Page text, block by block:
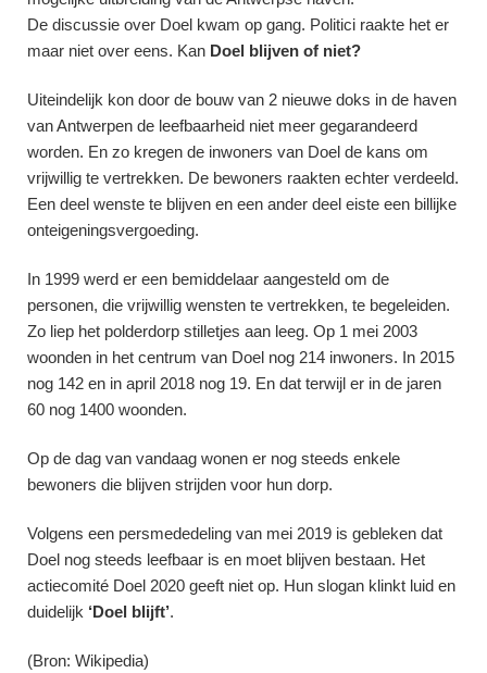
De discussie over Doel kwam op gang. Politici raakte het er
maar niet over eens. Kan Doel blijven of niet?
Uiteindelijk kon door de bouw van 2 nieuwe doks in de haven
van Antwerpen de leefbaarheid niet meer gegarandeerd
worden. En zo kregen de inwoners van Doel de kans om
vrijwillig te vertrekken. De bewoners raakten echter verdeeld.
Een deel wenste te blijven en een ander deel eiste een billijke
onteigeningsvergoeding.
In 1999 werd er een bemiddelaar aangesteld om de
personen, die vrijwillig wensten te vertrekken, te begeleiden.
Zo liep het polderdorp stilletjes aan leeg. Op 1 mei 2003
woonden in het centrum van Doel nog 214 inwoners. In 2015
nog 142 en in april 2018 nog 19. En dat terwijl er in de jaren
60 nog 1400 woonden.
Op de dag van vandaag wonen er nog steeds enkele
bewoners die blijven strijden voor hun dorp.
Volgens een persmededeling van mei 2019 is gebleken dat
Doel nog steeds leefbaar is en moet blijven bestaan. Het
actiecomité Doel 2020 geeft niet op. Hun slogan klinkt luid en
duidelijk ‘Doel blijft’.
(Bron: Wikipedia)